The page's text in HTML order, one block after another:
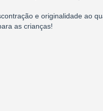
e originalidade ao
as crianças!